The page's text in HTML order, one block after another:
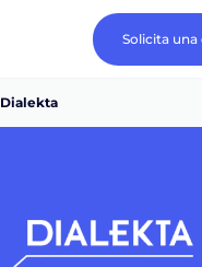
Solicita una
Dialekta